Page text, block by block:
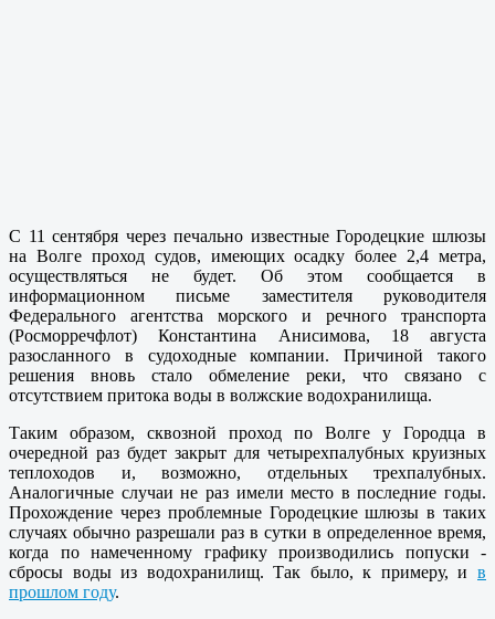
С 11 сентября через печально известные Городецкие шлюзы
на Волге проход судов, имеющих осадку более 2,4 метра,
осуществляться не будет. Об этом сообщается в
информационном письме заместителя руководителя
Федерального агентства морского и речного транспорта
(Росморречфлот) Константина Анисимова, 18 августа
разосланного в судоходные компании. Причиной такого
решения вновь стало обмеление реки, что связано с
отсутствием притока воды в волжские водохранилища.
Таким образом, сквозной проход по Волге у Городца в
очередной раз будет закрыт для четырехпалубных круизных
теплоходов и, возможно, отдельных трехпалубных.
Аналогичные случаи не раз имели место в последние годы.
Прохождение через проблемные Городецкие шлюзы в таких
случаях обычно разрешали раз в сутки в определенное время,
когда по намеченному графику производились попуски -
сбросы воды из водохранилищ. Так было, к примеру, и в
прошлом году.